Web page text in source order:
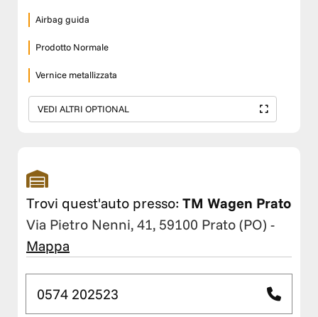
Airbag guida
Prodotto Normale
Vernice metallizzata
VEDI ALTRI OPTIONAL
Trovi quest'auto presso: TM Wagen Prato
Via Pietro Nenni, 41, 59100 Prato (PO) -
Mappa
0574 202523